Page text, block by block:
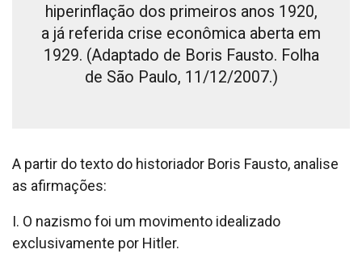
hiperinflação dos primeiros anos 1920,
a já referida crise econômica aberta em
1929. (Adaptado de Boris Fausto. Folha
de São Paulo, 11/12/2007.)
A partir do texto do historiador Boris Fausto, analise
as afirmações:
I. O nazismo foi um movimento idealizado
exclusivamente por Hitler.